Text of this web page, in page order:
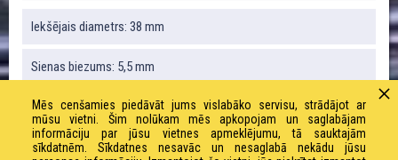
Iekšējais diametrs: 38 mm
Sienas biezums: 5,5 mm
Liekuma rādiuss: 114 mm
Vakuums: 0,7 bāri
Mēs cenšamies piedāvāt jums vislabāko servisu, strādājot ar
mūsu vietni. Šim nolūkam mēs apkopojam un saglabājam
informāciju par jūsu vietnes apmeklējumu, tā sauktajām
sīkdatnēm. Sīkdatnes nesavāc un nesaglabā nekādu jūsu